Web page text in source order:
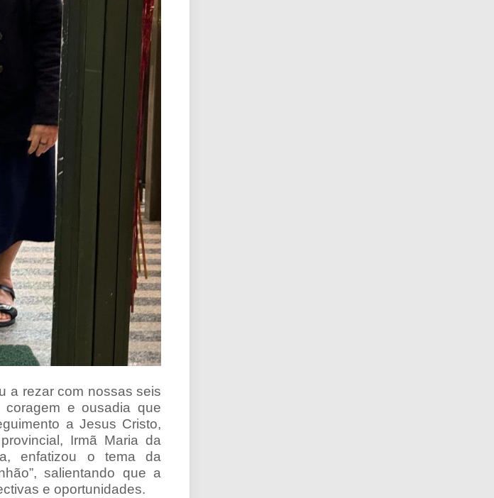
a rezar com nossas seis
e ousadia que
a Jesus Cristo,
Irmã Maria da
enfatizou o tema da
salientando que a
e oportunidades.